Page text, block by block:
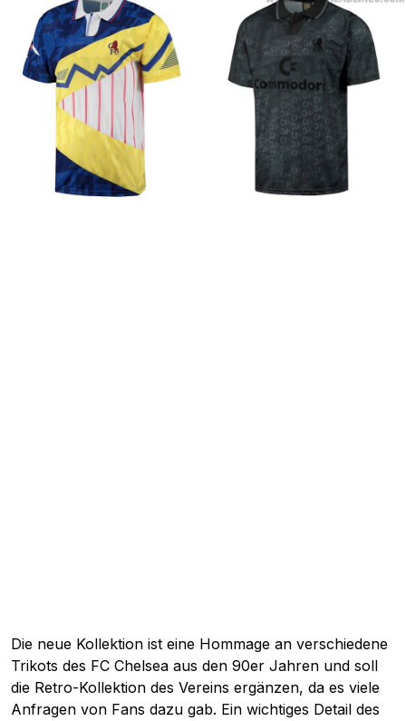
Die neue Kollektion ist eine Hommage an verschiedene
Trikots des FC Chelsea aus den 90er Jahren und soll
die Retro-Kollektion des Vereins ergänzen, da es viele
Anfragen von Fans dazu gab. Ein wichtiges Detail des